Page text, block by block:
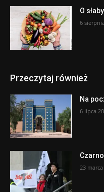
O
6
Przeczytaj również
Na
6 lipca
23